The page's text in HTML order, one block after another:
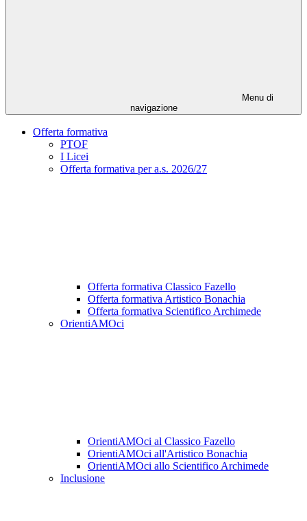
Menu di
navigazione
Offerta formativa
PTOF
I Licei
Offerta formativa per a.s. 2026/27
Offerta formativa Classico Fazello
Offerta formativa Artistico Bonachia
Offerta formativa Scientifico Archimede
OrientiAMOci
OrientiAMOci al Classico Fazello
OrientiAMOci all'Artistico Bonachia
OrientiAMOci allo Scientifico Archimede
Inclusione